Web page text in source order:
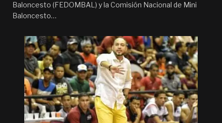
Baloncesto (FEDOMBAL) y la Comisión Nacional de Mini
Baloncesto…